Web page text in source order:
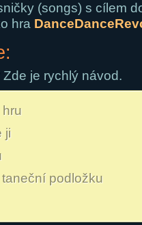
(songs) s cílem
hra
je rychlý návod.
ji
podložku